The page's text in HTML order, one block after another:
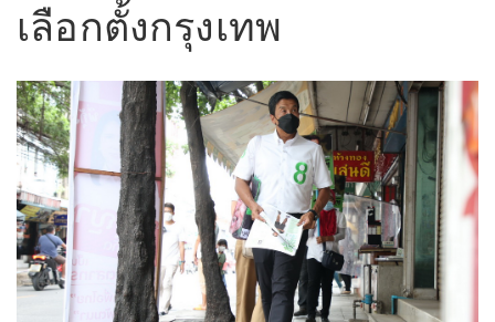
เลือกตั้งกรุงเทพ